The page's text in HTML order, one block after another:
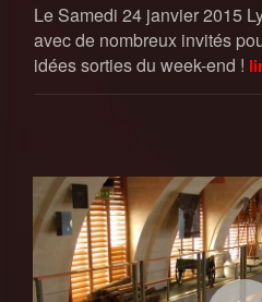
Le Samedi 24 janvier 2015
avec de nombreux invités
idées sorties du week-end !